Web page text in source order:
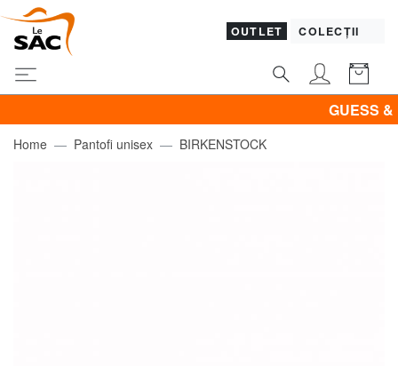
OUTLET COLECȚII
GUESS &
Home Pantofi unisex BIRKENSTOCK